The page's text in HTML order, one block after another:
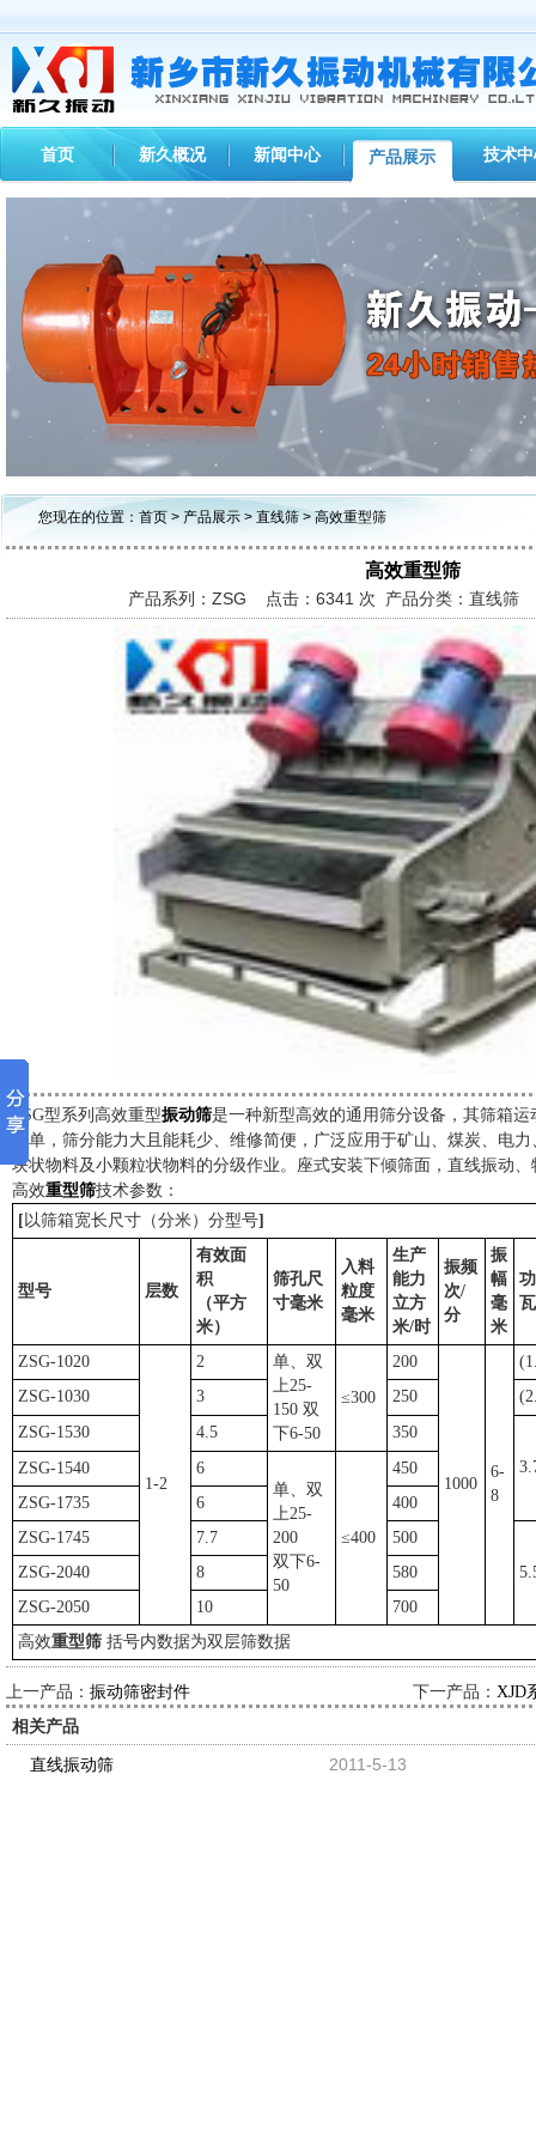
首页 新久概况 新闻中心 产品展示 技术
1 2
您现在的位置： 首页 > 产品展示 > 直线筛 > 高效重型筛
高效重型筛
产品系列：ZSG 点击： 6341 次 产品分类：直线筛
ZSG型系列高效重型振动筛是一种新型高效的通用筛分设备，其筛箱
简单，筛分能力大且能耗少、维修简便，广泛应用于矿山、煤炭、电
块状物料及小颗粒状物料的分级作业。座式安装下倾筛面，直线振动
高效重型筛技术参数：
[ 以筛箱宽长尺寸（分米）分型号]
型号 层数
有效面
积
（平方
米）
筛孔尺
寸毫米
入料
粒度
毫米
生产
能力
立方
米/时
振频
次/
分
振
幅
毫
米
瓦
ZSG-1020
1-2
2
单、双
上25-
150 双
下6-50
≤300
200
1000
6-
8
ZSG-1030
3 250
ZSG-1530
4.5
350
ZSG-1540
6
单、双
上25-
200
双下6-
50
≤400
450
ZSG-1735
6
400
ZSG-1745
7.7
500
ZSG-2040 8
580
ZSG-2050
10
700
高效重型筛 括号内数据为双层筛数据
上一产品： 振动筛密封件 下一产品： XJD
相关产品
2011-5-13
直线振动筛